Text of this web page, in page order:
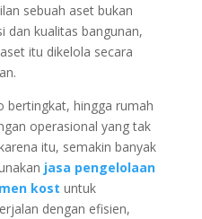
sebuah aset bukan
dan kualitas bangunan,
itu dikelola secara
bertingkat, hingga rumah
operasional yang tak
itu, semakin banyak
jasa pengelolaan
kost untuk
dengan efisien,